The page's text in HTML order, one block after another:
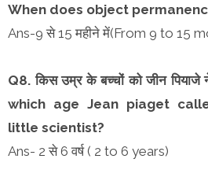
When does object
Ans-9 से 15 महीने में(From 9 to 15
Q8. किस उम्र के बच्चों को जीन पियाजे
which age Jean piaget
little scientist?
Ans- 2 से 6 वर्ष ( 2 to 6 years)